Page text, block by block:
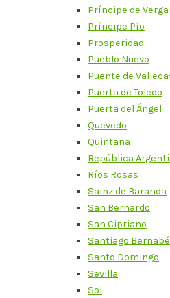
Príncipe de
Príncipe Pío
Prosperidad
Pueblo Nuevo
Puente de
Puerta de Toledo
Puerta del Ángel
Quevedo
Quintana
República
Ríos Rosas
Sainz de Baranda
San Bernardo
San Cipriano
Santiago
Santo Domingo
Sevilla
Sol